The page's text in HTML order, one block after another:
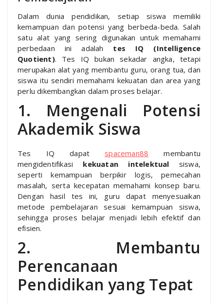
Dalam dunia pendidikan, setiap siswa memiliki
kemampuan dan potensi yang berbeda-beda. Salah
satu alat yang sering digunakan untuk memahami
perbedaan ini adalah tes IQ (Intelligence
Quotient). Tes IQ bukan sekadar angka, tetapi
merupakan alat yang membantu guru, orang tua, dan
siswa itu sendiri memahami kekuatan dan area yang
perlu dikembangkan dalam proses belajar.
1. Mengenali Potensi
Akademik Siswa
Tes IQ dapat spaceman88 membantu
mengidentifikasi kekuatan intelektual siswa,
seperti kemampuan berpikir logis, pemecahan
masalah, serta kecepatan memahami konsep baru.
Dengan hasil tes ini, guru dapat menyesuaikan
metode pembelajaran sesuai kemampuan siswa,
sehingga proses belajar menjadi lebih efektif dan
efisien.
2. Membantu
Perencanaan
Pendidikan yang Tepat